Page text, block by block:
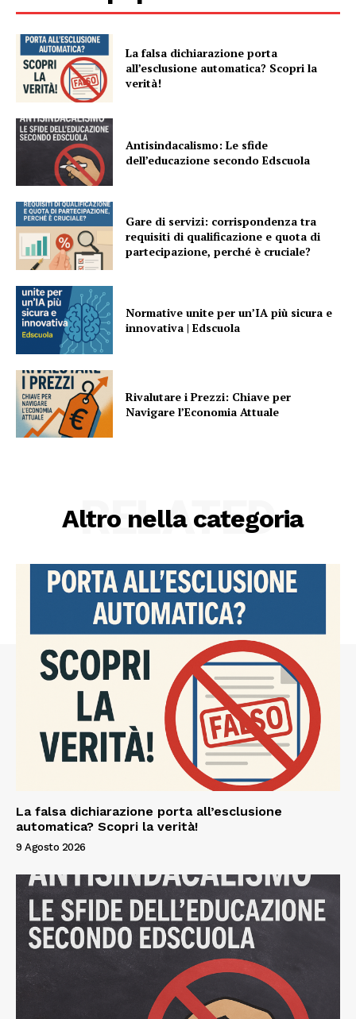
La falsa dichiarazione porta
all’esclusione automatica? Scopri la
verità!
Antisindacalismo: Le sfide
dell’educazione secondo Edscuola
Gare di servizi: corrispondenza tra
requisiti di qualificazione e quota di
partecipazione, perché è cruciale?
Normative unite per un’IA più sicura e
innovativa | Edscuola
Rivalutare i Prezzi: Chiave per
Navigare l’Economia Attuale
Altro nella categoria
RELATED
La falsa dichiarazione porta all’esclusione
automatica? Scopri la verità!
9 Agosto 2026